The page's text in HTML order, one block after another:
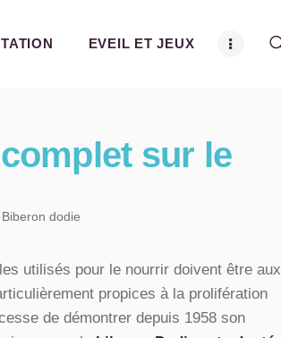
EVEIL ET JEUX
sur le
dodie
utilisés pour le nourrir doivent être aux
propices à la prolifération
de démontrer depuis 1958 son